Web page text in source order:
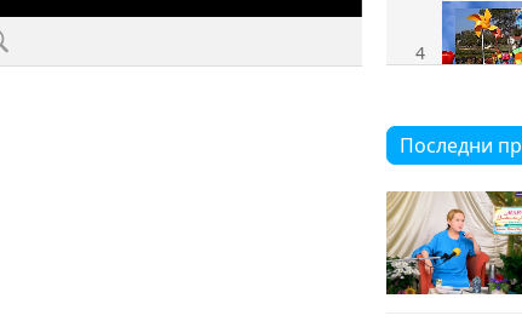
4
5
Последни